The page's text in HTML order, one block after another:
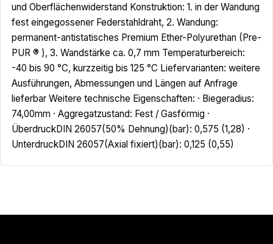
und Oberflächenwiderstand Konstruktion: 1. in der Wandung
fest eingegossener Federstahldraht, 2. Wandung:
permanent-antistatisches Premium Ether-Polyurethan (Pre-
PUR ® ), 3. Wandstärke ca. 0,7 mm Temperaturbereich:
-40 bis 90 °C, kurzzeitig bis 125 °C Liefervarianten: weitere
Ausführungen, Abmessungen und Längen auf Anfrage
lieferbar Weitere technische Eigenschaften: · Biegeradius:
74,00mm · Aggregatzustand: Fest / Gasförmig ·
ÜberdruckDIN 26057(50% Dehnung)(bar): 0,575 (1,28) ·
UnterdruckDIN 26057(Axial fixiert)(bar): 0,125 (0,55)